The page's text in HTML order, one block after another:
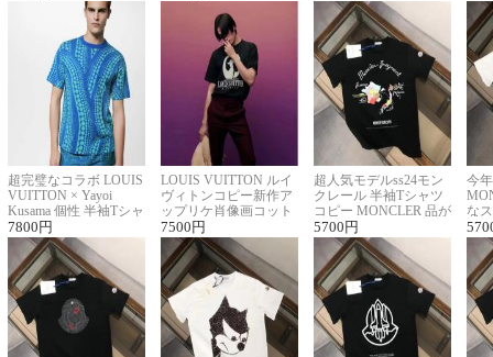
超完璧なコラボ LOUIS
VUITTON × Yayoi
Kusama 個性 半袖Tシャ
ツコピー男女兼用
7800 円
LOUIS VUITTON ルイ
ヴィトンコピー新作ア
ップリケ肖像画コット
ンニット半袖Tシャツ
7500 円
超人気モデルss24モン
クレール 半袖Tシャツ
コピー MONCLER 品が
良く見た目
5700 円
今
な
ル